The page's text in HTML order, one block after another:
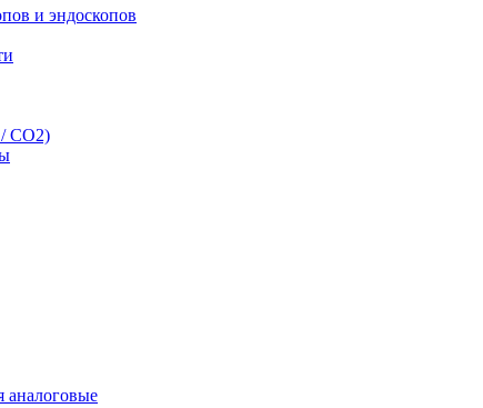
и эндоскопов
CO2)
аналоговые